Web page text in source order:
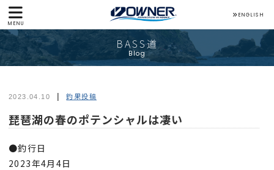
MENU
ENGLISH
BASS道
Blog
2023.04.10 釣果投稿
琵琶湖の春のポテンシャルは凄い
●釣行日
2023年4月4日